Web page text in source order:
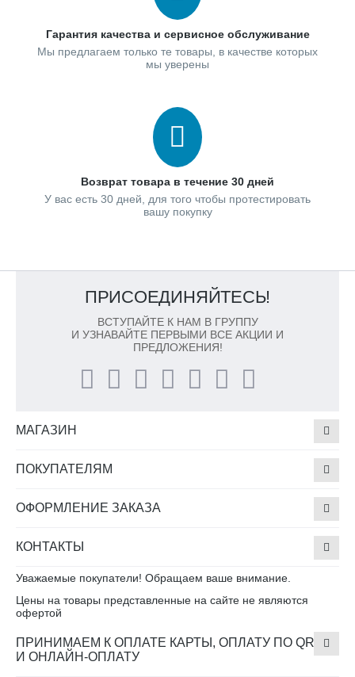
Гарантия качества и сервисное обслуживание
Мы предлагаем только те товары, в качестве которых
мы уверены
Возврат товара в течение 30 дней
У вас есть 30 дней, для того чтобы протестировать
вашу покупку
ПРИСОЕДИНЯЙТЕСЬ!
ВСТУПАЙТЕ К НАМ В ГРУППУ
И УЗНАВАЙТЕ ПЕРВЫМИ ВСЕ АКЦИИ И
ПРЕДЛОЖЕНИЯ!
МАГАЗИН
ПОКУПАТЕЛЯМ
ОФОРМЛЕНИЕ ЗАКАЗА
КОНТАКТЫ
Уважаемые покупатели! Обращаем ваше внимание.
Цены на товары представленные на сайте не являются
офертой
ПРИНИМАЕМ К ОПЛАТЕ КАРТЫ, ОПЛАТУ ПО QR
И ОНЛАЙН-ОПЛАТУ